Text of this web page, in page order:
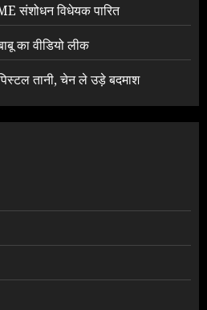
संशोधन विधेयक पारित
का वीडियो लीक
तानी, चेन ले उड़े बदमाश